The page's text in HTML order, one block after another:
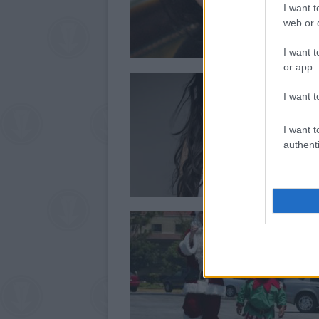
I want
web or
I want
or app.
I want
I want